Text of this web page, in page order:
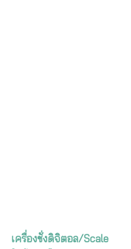
เครื่องชั่งดิจิตอล/Scale